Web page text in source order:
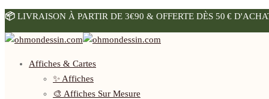
📦 LIVRAISON À PARTIR DE 3€90 & OFFERTE DÈS 50 €
Affiches & Cartes
✨ Affiches
🎨 Affiches Sur Mesure